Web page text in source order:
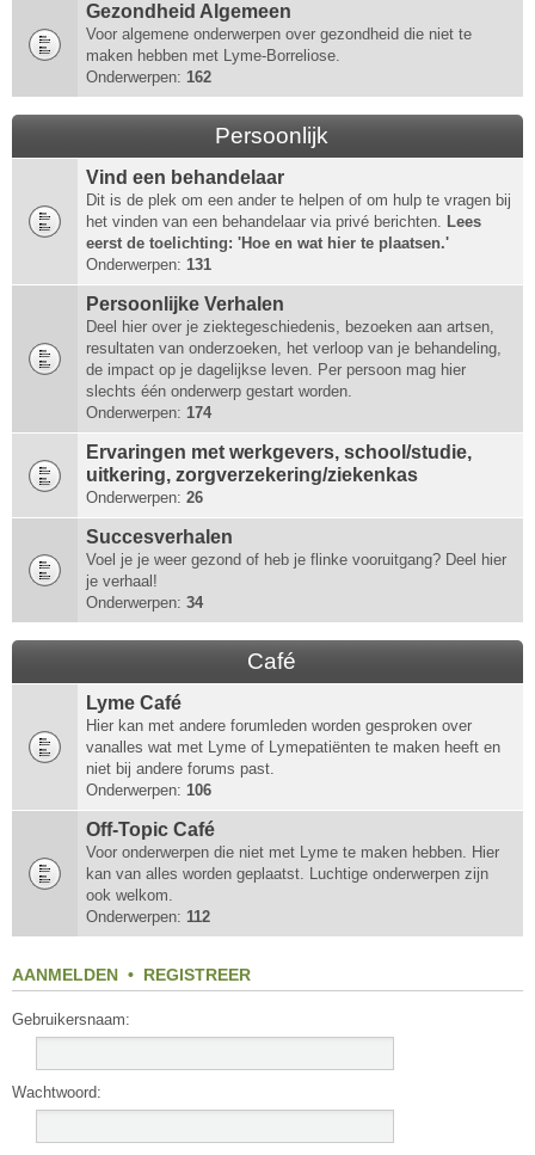
Gezondheid Algemeen
Voor algemene onderwerpen over gezondheid die niet te
maken hebben met Lyme-Borreliose.
Onderwerpen: 162
Persoonlijk
Vind een behandelaar
Dit is de plek om een ander te helpen of om hulp te vragen bij
het vinden van een behandelaar via privé berichten. Lees
eerst de toelichting: 'Hoe en wat hier te plaatsen.'
Onderwerpen: 131
Persoonlijke Verhalen
Deel hier over je ziektegeschiedenis, bezoeken aan artsen,
resultaten van onderzoeken, het verloop van je behandeling,
de impact op je dagelijkse leven. Per persoon mag hier
slechts één onderwerp gestart worden.
Onderwerpen: 174
Ervaringen met werkgevers, school/studie,
uitkering, zorgverzekering/ziekenkas
Onderwerpen: 26
Succesverhalen
Voel je je weer gezond of heb je flinke vooruitgang? Deel hier
je verhaal!
Onderwerpen: 34
Café
Lyme Café
Hier kan met andere forumleden worden gesproken over
vanalles wat met Lyme of Lymepatiënten te maken heeft en
niet bij andere forums past.
Onderwerpen: 106
Off-Topic Café
Voor onderwerpen die niet met Lyme te maken hebben. Hier
kan van alles worden geplaatst. Luchtige onderwerpen zijn
ook welkom.
Onderwerpen: 112
AANMELDEN • REGISTREER
Gebruikersnaam:
Wachtwoord: